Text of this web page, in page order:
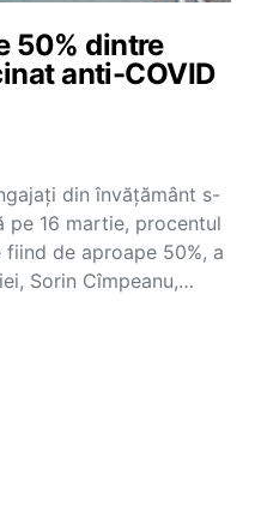
50% dintre
anti-COVID
din învățământ s-
pe 16 martie, procentul
de aproape 50%, a
Sorin Cîmpeanu,…